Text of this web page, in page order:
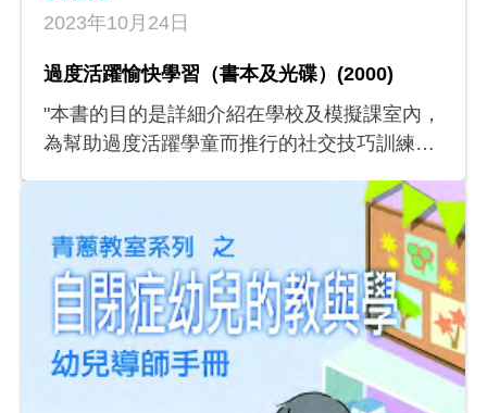
2023年10月24日
過度活躍愉快學習（書本及光碟）(2000)
"本書的目的是詳細介紹在學校及模擬課室內，
為幫助過度活躍學童而推行的社交技巧訓練和
推行社交技巧訓練的原則； (c) 掌握在校內/班
內實施代幣獎賞制的方法； (d) 探討幫助過度
活躍學童的教學策略及學習支援。